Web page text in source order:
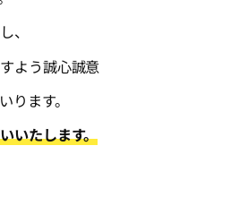
、
よう誠心誠意
ります。
いたします。